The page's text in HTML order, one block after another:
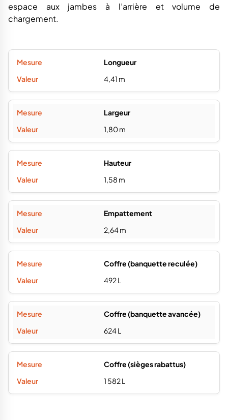
espace aux jambes à l’arrière et volume de
chargement.
Longueur
4,41 m
Largeur
1,80 m
Hauteur
1,58 m
Empattement
2,64 m
Coffre (banquette reculée)
492 L
Coffre (banquette avancée)
624 L
Coffre (sièges rabattus)
1 582 L